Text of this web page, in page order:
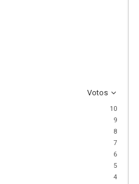
Votos
10
9
8
7
6
5
4